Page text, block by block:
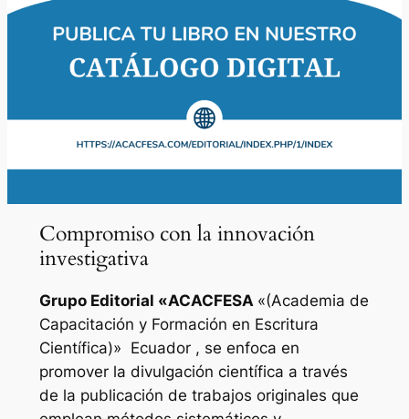
Compromiso con la innovación
investigativa
Grupo Editorial «ACACFESA «(Academia de
Capacitación y Formación en Escritura
Científica)» Ecuador , se enfoca en
promover la divulgación científica a través
de la publicación de trabajos originales que